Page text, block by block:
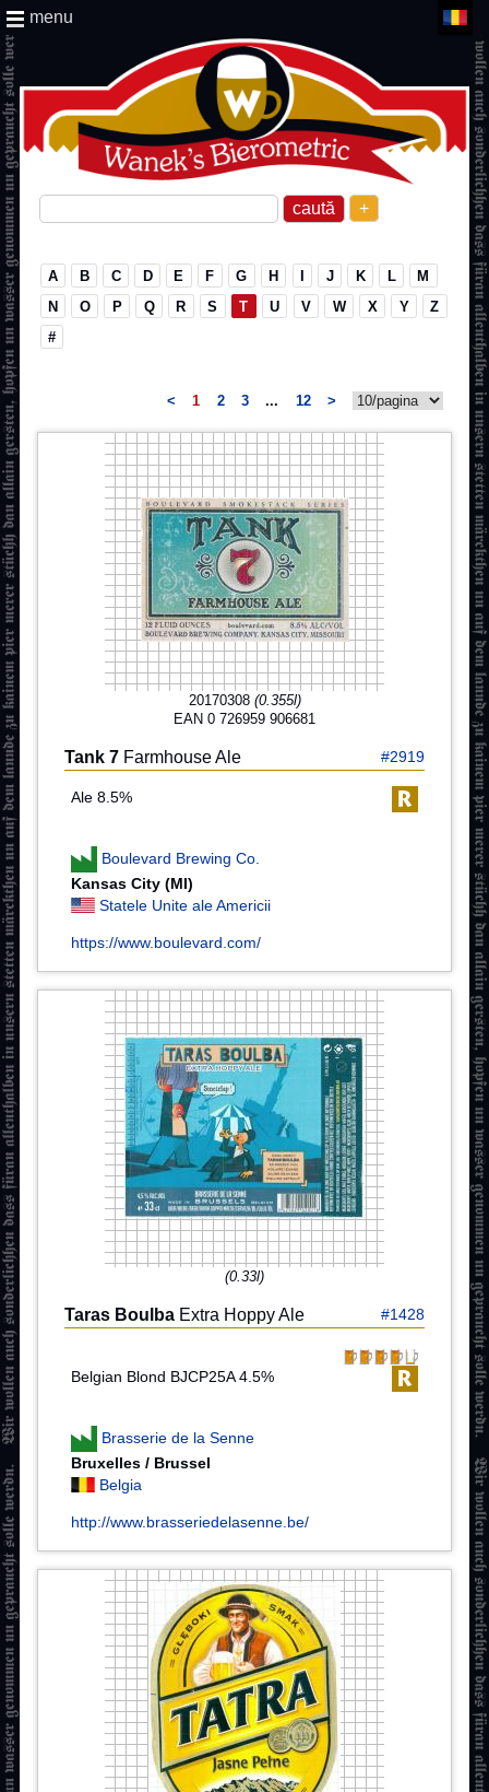
+
menu
A B C D E F G H I J K L
M
N
O P Q R S T U V W X Y
Z
#
< 1 2 3 ... 12 >
20170308 (0.355l)
EAN 0 726959 906681
Tank 7 Farmhouse Ale #2919
Ale 8.5%
Boulevard Brewing Co.
Kansas City (MI)
Statele Unite ale Americii
https://www.boulevard.com/
(0.33l)
Taras Boulba Extra Hoppy Ale #1428
Belgian Blond BJCP25A 4.5%
Brasserie de la Senne
Bruxelles / Brussel
Belgia
http://www.brasseriedelasenne.be/